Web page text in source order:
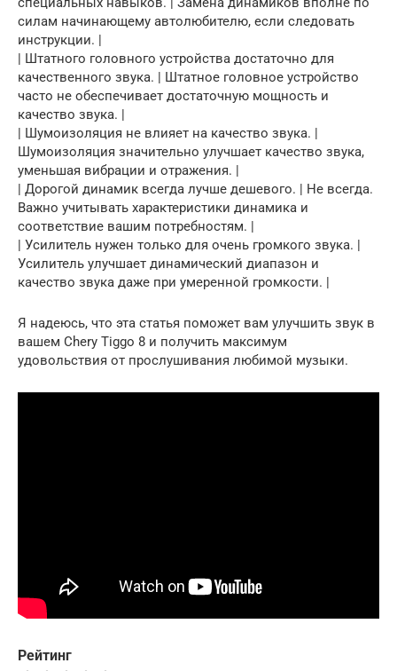
силам начинающему автолюбителю, если следовать
инструкции. |
| Штатного головного устройства достаточно для
качественного звука. | Штатное головное устройство
часто не обеспечивает достаточную мощность и
качество звука. |
| Шумоизоляция не влияет на качество звука. |
Шумоизоляция значительно улучшает качество звука,
уменьшая вибрации и отражения. |
| Дорогой динамик всегда лучше дешевого. | Не всегда.
Важно учитывать характеристики динамика и
соответствие вашим потребностям. |
| Усилитель нужен только для очень громкого звука. |
Усилитель улучшает динамический диапазон и
качество звука даже при умеренной громкости. |
Я надеюсь, что эта статья поможет вам улучшить звук в
вашем Chery Tiggo 8 и получить максимум
удовольствия от прослушивания любимой музыки.
Рейтинг